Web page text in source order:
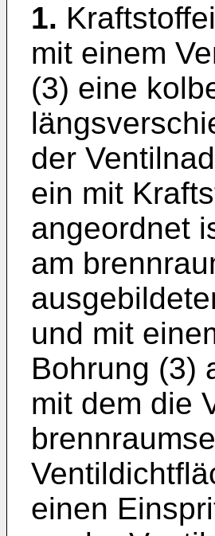
1.
mit einem
(3) eine
der
ein mit
angeordnet
am
und mit
Bohrung (3)
mit dem die
einen